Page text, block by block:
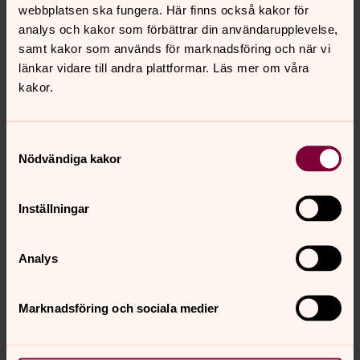
webbplatsen ska fungera. Här finns också kakor för
analys och kakor som förbättrar din användarupplevelse,
samt kakor som används för marknadsföring och när vi
länkar vidare till andra plattformar. Läs mer om våra
kakor.
Nödvändiga kakor
Inställningar
Analys
Marknadsföring och sociala medier
förekommande fall till krematorium och särskild
gravplats
kremering
lokal för förvaring och visning av stoftet
religiösa symboler
skötsel och underhåll av allmänna begravningsplatser.
Borås begravningsbyrå
Lenbergs begravningsbyrå
Brämhults begravningsbyrå